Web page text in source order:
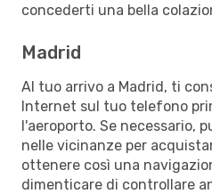
concederti una bella
Madrid
Al tuo arrivo a Madrid, ti
Internet sul tuo telefono
l'aeroporto. Se necessario,
nelle vicinanze per
ottenere così una
dimenticare di controllare